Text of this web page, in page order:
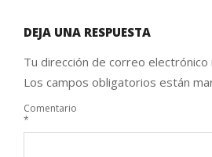
DEJA UNA RESPUESTA
Tu dirección de correo electrónico
Los campos obligatorios están
Comentario
*